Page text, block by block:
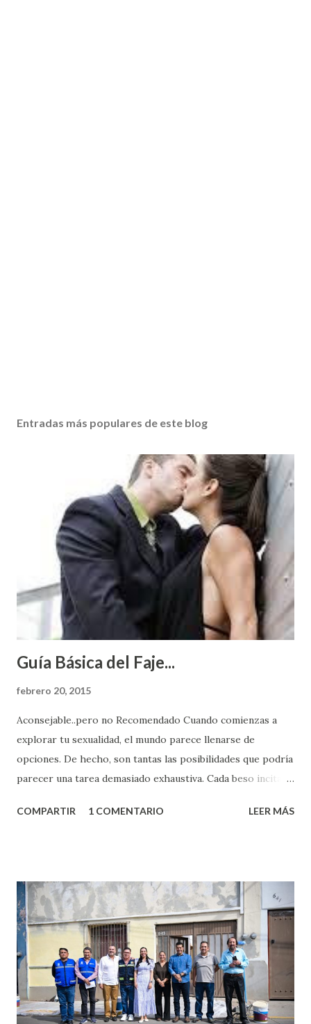
Entradas más populares de este blog
Guía Básica del Faje...
febrero 20, 2015
Aconsejable..pero no Recomendado Cuando comienzas a
explorar tu sexualidad, el mundo parece llenarse de
opciones. De hecho, son tantas las posibilidades que podría
parecer una tarea demasiado exhaustiva. Cada beso incita
partes de ti que jamás hubieras imaginado. El problema es
conoces ni la mitad de lo que deberías saber. Pero incluso
quienes ya han tenido relaciones sexuales no son expertos
o expertas en el tema. Siempre hay algo nuevo que
aprender y nuevas experiencias que conocer. Si eres una
chica y aún no has tenido relaciones sexuales, tal vez
pienses que el sexo será increíble y no puedas esperar para
experimentarlo, pero como cualquier persona con
COMPARTIR 1 COMENTARIO LEER MÁS